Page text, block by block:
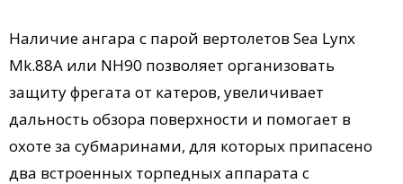
Наличие ангара с парой вертолетов Sea Lynx
Mk.88A или NH90 позволяет организовать
защиту фрегата от катеров, увеличивает
дальность обзора поверхности и помогает в
охоте за субмаринами, для которых припасено
два встроенных торпедных аппарата с